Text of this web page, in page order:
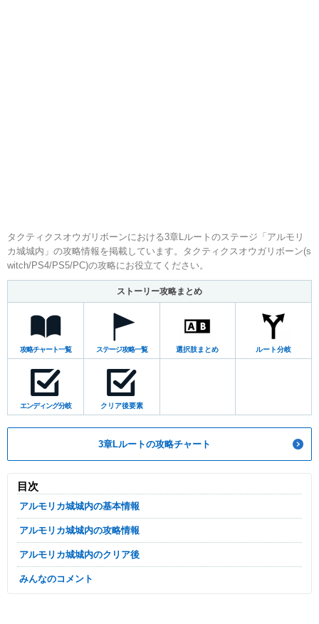
タクティクスオウガリボーンにおける3章Lルートのステージ「アルモリ
カ城城内」の攻略情報を掲載しています。タクティクスオウガリボーン(s
witch/PS4/PS5/PC)の攻略にお役立てください。
ストーリー攻略まとめ
攻略チャート一覧 ステージ攻略一覧 選択肢まとめ ルート分岐
エンディング分岐 クリア後要素
3章Lルートの攻略チャート
目次
アルモリカ城城内の基本情報
アルモリカ城城内の攻略情報
アルモリカ城城内のクリア後
みんなのコメント